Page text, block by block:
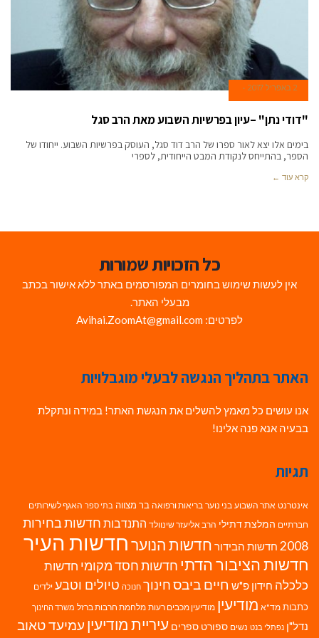
2 באפריל 2017
"דודי נתן" –עיון בפרשיות השבוע מאת הרב סגל
בימים אלו יצא לאור ספרו של הרב דוד סגל, העוסק בפרשיות השבוע. ייחודו של
הספר, בהתייחס לנקודת המבט הייחודית, לספרי
קרא עוד ←
כל הזכויות שמורות
אין לעשות שימוש בחומרים המפורסמים באתר ללא אישור בכתב
מבעלי האתר.
לפרטים: Avihai.ZoomAt@gmail.com
האתר בתהליך הנגשה לבעלי מוגבלויות
אנו עושים כל מאמץ להשלים את הנגשת האתר! במידה ונתקלת
בבעיה אנא פנה אלינו!
תגיות
אינטרנט אתר השבוע בני נוער בריאות ורפואה בר מצווה בתי ספר האגף לשירותים
חברתיים המלצת דתילי הרב אליעזר שינוולד התנדבות חדשות בחירות
2008 חדשות הבידור חדשות הנוערחדשות העיר
חדשות הציבור הדתי חדשות חסד מקומי חדשות
כלכלה חידון פ"ש חיים ביבסחינוך חנוכה טיולים וטבע ילדים
כתבות מד"א מודיעין מודיעין מכבים רעות מלחמת חרבות ברזל משרד החינוך
נדל"ן נפתלי בנט נשים ספורט ספרים עיריית מודיעין עמיעד טאוב